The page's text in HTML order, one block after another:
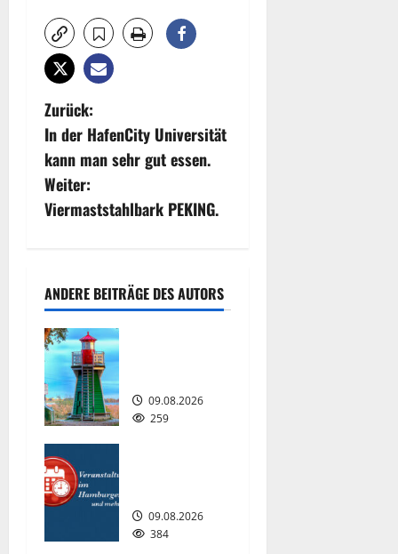
B
e
i
t
a
g
s
n
a
v
Zurück:
In der HafenCity Universität
kann man sehr gut essen.
Weiter:
Viermaststahlbark PEKING.
ANDERE BEITRÄGE DES AUTORS
09.08.2026
259
09.08.2026
384